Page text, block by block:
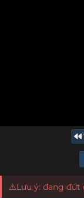
⚠️Lưu ý: đang đứt